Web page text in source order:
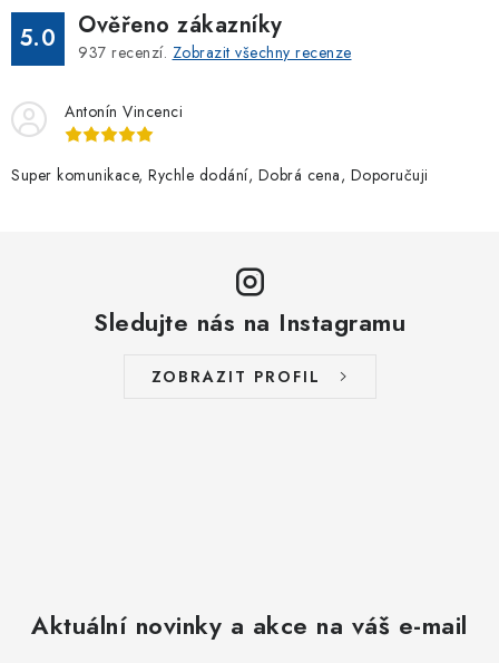
5.0 Ověřeno zákazníky
937 recenzí. Zobrazit všechny recenze
Antonín Vincenci
Super komunikace, Rychle dodání, Dobrá cena, Doporučuji
Sledujte nás na Instagramu
ZOBRAZIT PROFIL
Aktuální novinky a akce na váš e-mail